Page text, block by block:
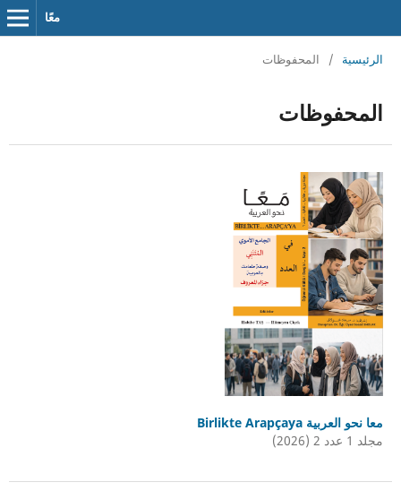
معًا
الرئيسية / المحفوظات
المحفوظات
معا نحو العربية Birlikte Arapçaya
مجلد 1 عدد 2 (2026)